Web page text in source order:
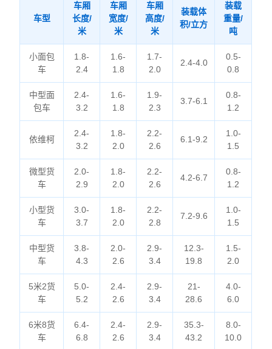
车型
车厢
长度/
米
车厢
宽度/
米
车厢
高度/
米
装载体
积/立方
装载
重量/
吨
小面包
车
1.8-
2.4
1.6-
1.8
1.7-
2.0
2.4-4.0
0.5-
0.8
中型面
包车
2.4-
3.2
1.6-
1.8
1.9-
2.3
3.7-6.1
0.8-
1.2
依维柯
2.4-
3.2
1.8-
2.0
2.2-
2.6
6.1-9.2
1.0-
1.5
微型货
车
2.0-
2.9
1.8-
2.0
2.2-
2.6
4.2-6.7
0.8-
1.2
小型货
车
3.0-
3.7
1.8-
2.0
2.2-
2.8
7.2-9.6
1.0-
1.5
中型货
车
3.8-
4.3
2.0-
2.6
2.9-
3.4
12.3-
19.8
1.5-
2.0
5米2货
车
5.0-
5.2
2.4-
2.6
2.9-
3.4
21-
28.6
4.0-
6.0
6米8货
车
6.4-
6.8
2.4-
2.6
2.9-
3.4
35.3-
43.2
8.0-
10.0